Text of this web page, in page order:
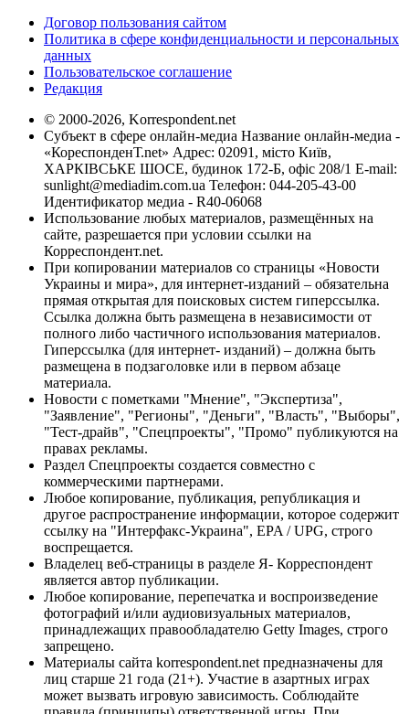
Договор пользования сайтом
Политика в сфере конфиденциальности и персональных
данных
Пользовательское соглашение
Редакция
© 2000-2026, Korrespondent.net
Субъект в сфере онлайн-медиа Название онлайн-медиа -
«КореспонденТ.net» Адрес: 02091, місто Київ,
ХАРКІВСЬКЕ ШОСЕ, будинок 172-Б, офіс 208/1 E-mail:
sunlight@mediadim.com.ua Телефон: 044-205-43-00
Идентификатор медиа - R40-06068
Использование любых материалов, размещённых на
сайте, разрешается при условии ссылки на
Корреспондент.net.
При копировании материалов со страницы «Новости
Украины и мира», для интернет-изданий – обязательна
прямая открытая для поисковых систем гиперссылка.
Ссылка должна быть размещена в независимости от
полного либо частичного использования материалов.
Гиперссылка (для интернет- изданий) – должна быть
размещена в подзаголовке или в первом абзаце
материала.
Новости с пометками "Мнение", "Экспертиза",
"Заявление", "Регионы", "Деньги", "Власть", "Выборы",
"Тест-драйв", "Спецпроекты", "Промо" публикуются на
правах рекламы.
Раздел Спецпроекты создается совместно с
коммерческими партнерами.
Любое копирование, публикация, републикация и
другое распространение информации, которое содержит
ссылку на "Интерфакс-Украина", EPA / UPG, строго
воспрещается.
Владелец веб-страницы в разделе Я- Корреспондент
является автор публикации.
Любое копирование, перепечатка и воспроизведение
фотографий и/или аудиовизуальных материалов,
принадлежащих правообладателю Getty Images, строго
запрещено.
Материалы сайта korrespondent.net предназначены для
лиц старше 21 года (21+). Участие в азартных играх
может вызвать игровую зависимость. Соблюдайте